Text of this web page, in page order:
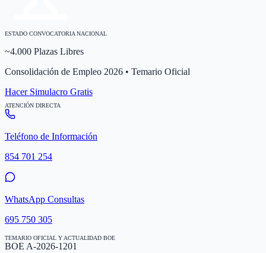
ESTADO CONVOCATORIA NACIONAL
~4.000 Plazas Libres
Consolidación de Empleo 2026 • Temario Oficial
Hacer Simulacro Gratis
ATENCIÓN DIRECTA
Teléfono de Información
854 701 254
WhatsApp Consultas
695 750 305
TEMARIO OFICIAL Y ACTUALIDAD BOE
BOE A-2026-1201